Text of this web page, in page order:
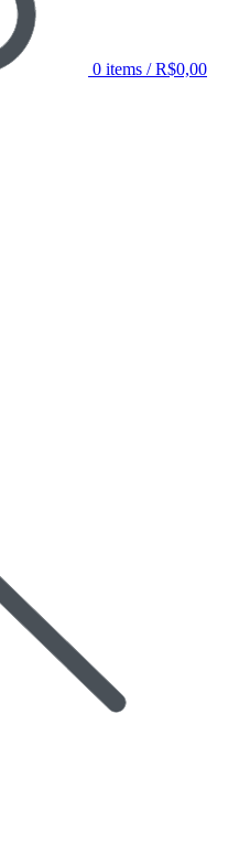
0 items / R$0,00